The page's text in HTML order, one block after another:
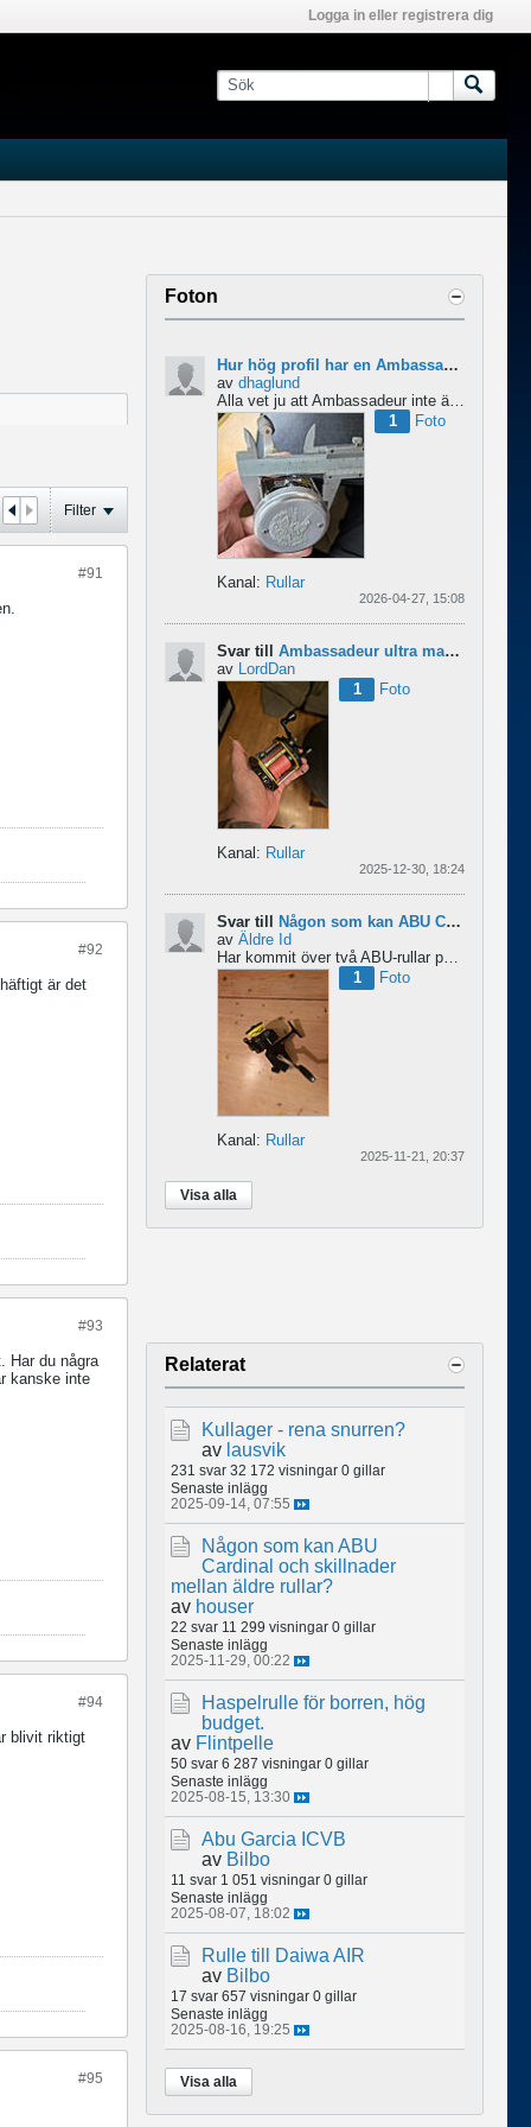
Logga in eller registrera dig
Filter
#91
#92
är det
#93
Har du några
kanske inte
#94
blivit riktigt
#95
Foton
Hur hög profil har en Ambassadeur?
av dhaglund
Alla vet ju att Ambassadeur inte är en lågprofilrulle, det är tydligt. Men hur hög profil har de egentligen?...
1
Foto
Kanal: Rullar
2026-04-27, 15:08
Svar till Ambassadeur ultra mag xl 3
av
LordDan
1
Foto
Kanal: Rullar
2025-12-30, 18:24
Svar till Någon som kan ABU Cardinal och skillnader mellan äldre rullar?
av Äldre Id
1
Foto
Kanal: Rullar
2025-11-21, 20:37
Visa alla
Relaterat
Kullager - rena snurren?
av lausvik
231 svar 32 172 visningar 0 gillar
Senaste inlägg
2025-09-14, 07:55
Någon som kan ABU
Cardinal och skillnader
mellan äldre rullar?
av houser
22 svar 11 299 visningar 0 gillar
Senaste inlägg
2025-11-29, 00:22
Haspelrulle för borren, hög
budget.
av Flintpelle
50 svar 6 287 visningar 0 gillar
Senaste inlägg
2025-08-15, 13:30
Abu Garcia ICVB
av Bilbo
11 svar 1 051 visningar 0 gillar
Senaste inlägg
2025-08-07, 18:02
Rulle till Daiwa AIR
av Bilbo
17 svar 657 visningar 0 gillar
Senaste inlägg
2025-08-16, 19:25
Visa alla